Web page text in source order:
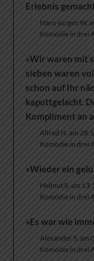
Erlebnis
Hans-jürgen W.
Komödie in drei
»Wir waren mit
sieben waren
schon auf Ihr
kaputtgelacht.
Kompliment an
Alfred N. am
Komödie in drei
»Wieder ein
Helmut S. am
Komödie in drei
»Es war wie
Alexander S. am
Komödie in drei